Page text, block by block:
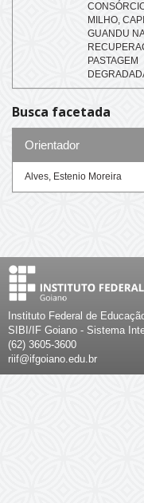
MILHO,
GUANDU NA
PASTAGEM
Busca facetada
Orientador
Alves, Estenio Moreira
Instituto Federal de
SIBI/IF Goiano - Sistema
(62) 3605-3600
riif@ifgoiano.edu.br